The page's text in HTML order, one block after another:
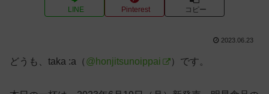
LINE Pinterest コピー
2023.06.23
どうも、taka :a（ @honjitsunoippai ）です。